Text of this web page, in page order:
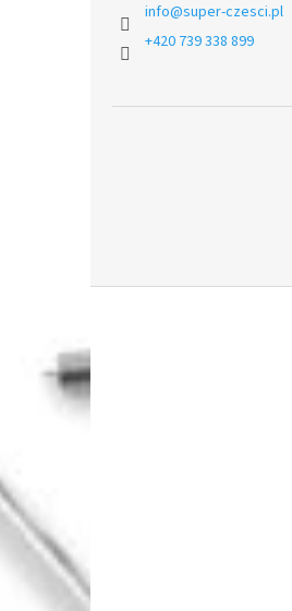
info@super-czesci.pl
+420 739 338 899